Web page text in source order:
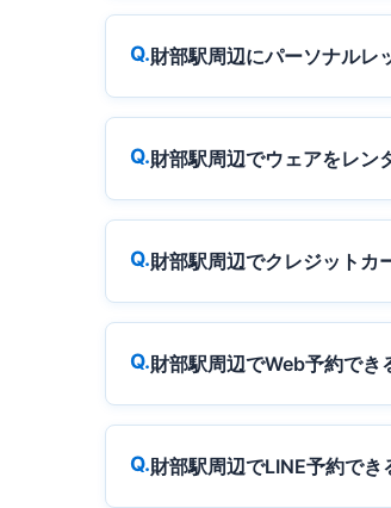
財部駅周辺にパーソナルレ
財部駅周辺でウェアをレン
財部駅周辺でクレジットカ
財部駅周辺でWeb予約でき
財部駅周辺でLINE予約で